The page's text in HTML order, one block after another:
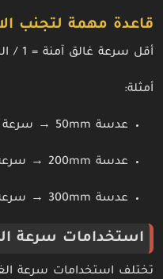
قاعدة مهمة لتجنب
أقل سرعة غالق آمنة = 1 / البعد البؤري للعدسة
أمثلة:
عدسة 50mm → سرعة لا تقل عن 1/50s
عدسة 200mm → سرعة لا تقل عن 1/200s
عدسة 300mm → سرعة لا تقل عن 1/300s
استخدامات سرعة
تختلف استخدامات سرعة